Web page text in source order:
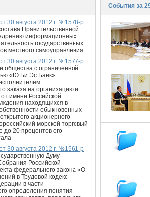
30 августа 2012 г. №1578-р
Правительственной
информационных
государственных
местного самоуправления
30 августа 2012 г. №1577-р
общества с ограниченной
«Ю Би Эс Банк»
заказа на организацию и
имени Российской
находящихся в
обыкновенных
акционерного
морской торговый
до 20 процентов его
30 августа 2012 г. №1561-р
Думу
Российской
федерального закона «О
в Трудовой кодекс
в части
определения понятия
События за